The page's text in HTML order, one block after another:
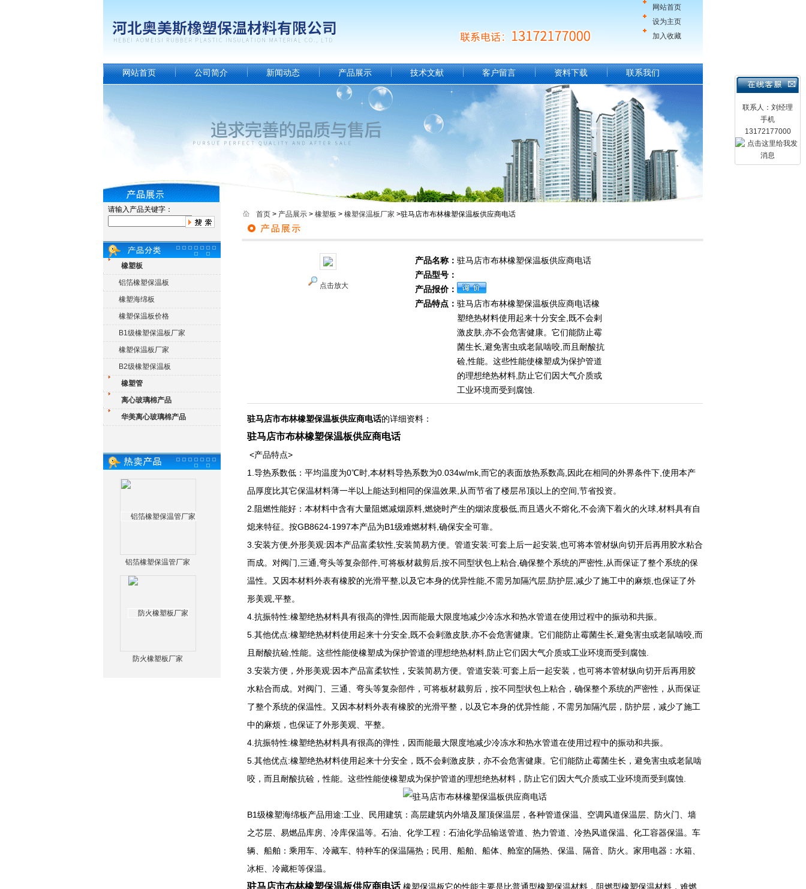
网站首页
设为主页
加入收藏
联系人：刘经理
手机
13172177000
网站首页 公司简介 新闻动态 产品展示 技术文献 客户留言 资料下载 联系我们
请输入产品关键字：
橡塑板
铝箔橡塑保温板
橡塑海绵板
橡塑保温板价格
B1级橡塑保温板厂家
橡塑保温板厂家
B2级橡塑保温板
橡塑管
离心玻璃棉产品
华美离心玻璃棉产品
铝箔橡塑保温管厂家
防火橡塑板厂家
首页 > 产品展示 > 橡塑板 > 橡塑保温板厂家 >驻马店市布林橡塑保温板供应商电话
点击放大
产品名称： 驻马店市布林橡塑保温板供应商电话
产品型号：
产品报价：
产品特点： 驻马店市布林橡塑保温板供应商电话橡
塑绝热材料使用起来十分安全,既不会剌
激皮肤,亦不会危害健康。它们能防止霉
菌生长,避免害虫或老鼠啮咬,而且耐酸抗
硷,性能。这些性能使橡塑成为保护管道
的理想绝热材料,防止它们因大气介质或
工业环境而受到腐蚀.
驻马店市布林橡塑保温板供应商电话的详细资料：
驻马店市布林橡塑保温板供应商电话
<产品特点>
1.导热系数低：平均温度为0℃时,本材料导热系数为0.034w/mk,而它的表面放热系数高,因此在相同的外界条件下,使用本产
品厚度比其它保温材料薄一半以上能达到相同的保温效果,从而节省了楼层吊顶以上的空间,节省投资。
2.阻燃性能好：本材料中含有大量阻燃减烟原料,燃烧时产生的烟浓度极低,而且遇火不熔化,不会滴下着火的火球,材料具有自
熄来特征。按GB8624-1997本产品为B1级难燃材料,确保安全可靠。
3.安装方便,外形美观:因本产品富柔软性,安装简易方便。管道安装:可套上后一起安装,也可将本管材纵向切开后再用胶水粘合
而成。对阀门,三通,弯头等复杂部件,可将板材裁剪后,按不同型状包上粘合,确保整个系统的严密性,从而保证了整个系统的保
温性。又因本材料外表有橡胶的光滑平整,以及它本身的优异性能,不需另加隔汽层,防护层,减少了施工中的麻烦,也保证了外
形美观,平整。
4.抗振特性:橡塑绝热材料具有很高的弹性,因而能最大限度地减少冷冻水和热水管道在使用过程中的振动和共振。
5.其他优点:橡塑绝热材料使用起来十分安全,既不会剌激皮肤,亦不会危害健康。它们能防止霉菌生长,避免害虫或老鼠啮咬,而
且耐酸抗硷,性能。这些性能使橡塑成为保护管道的理想绝热材料,防止它们因大气介质或工业环境而受到腐蚀.
3.安装方便，外形美观:因本产品富柔软性，安装简易方便。管道安装:可套上后一起安装，也可将本管材纵向切开后再用胶
水粘合而成。对阀门、三通、弯头等复杂部件，可将板材裁剪后，按不同型状包上粘合，确保整个系统的严密性，从而保证
了整个系统的保温性。又因本材料外表有橡胶的光滑平整，以及它本身的优异性能，不需另加隔汽层，防护层，减少了施工
中的麻烦，也保证了外形美观、平整。
4.抗振特性:橡塑绝热材料具有很高的弹性，因而能最大限度地减少冷冻水和热水管道在使用过程中的振动和共振。
5.其他优点:橡塑绝热材料使用起来十分安全，既不会剌激皮肤，亦不会危害健康。它们能防止霉菌生长，避免害虫或老鼠啮
咬，而且耐酸抗硷，性能。这些性能使橡塑成为保护管道的理想绝热材料，防止它们因大气介质或工业环境而受到腐蚀.
B1级橡塑海绵板产品用途:工业、民用建筑：高层建筑内外墙及屋顶保温层，各种管道保温、空调风道保温层、防火门、墙
之芯层、易燃品库房、冷库保温等。石油、化学工程：石油化学品输送管道、热力管道、冷热风道保温、化工容器保温。车
辆、船舶：乘用车、冷藏车、特种车的保温隔热；民用、船舶、船体、舱室的隔热、保温、隔音、防火。家用电器：水箱、
冰柜、冷藏柜等保温。
驻马店市布林橡塑保温板供应商电话橡塑保温板它的性能主要是比普通型橡塑保温材料，阻燃型橡塑保温材料，难燃